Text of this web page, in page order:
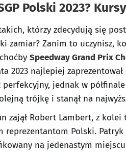
Polski 2023?
którzy zdecydują się
zamiar? Zanim to uczynisz,
Speedway Grand Prix
2023 najlepiej
perfekcyjny, jednak w
trójkę i stanął na
zajął Robert Lambert, z kolei
reprezentantom Polski.
na jedenastym